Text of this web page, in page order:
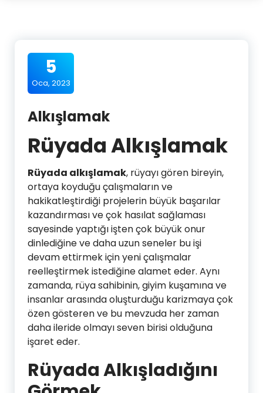
5
Oca, 2023
Alkışlamak
Rüyada Alkışlamak
Rüyada alkışlamak, rüyayı gören bireyin,
ortaya koyduğu çalışmaların ve
hakikatleştirdiği projelerin büyük başarılar
kazandırması ve çok hasılat sağlaması
sayesinde yaptığı işten çok büyük onur
dinlediğine ve daha uzun seneler bu işi
devam ettirmek için yeni çalışmalar
reelleştirmek istediğine alamet eder. Aynı
zamanda, rüya sahibinin, giyim kuşamına ve
insanlar arasında oluşturduğu karizmaya çok
özen gösteren ve bu mevzuda her zaman
daha ileride olmayı seven birisi olduğuna
işaret eder.
Rüyada Alkışladığını